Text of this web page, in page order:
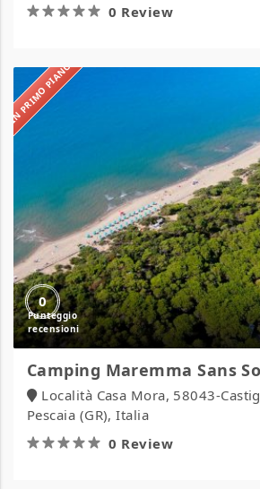
0 Review
IN PRIMO PIANO
0
Camping Maremma Sans
Località Casa Mora, 58043-
Pescaia (GR), Italia
0 Review